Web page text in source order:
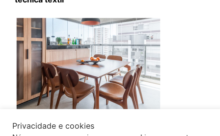
Fechamento de sacada exige planejamento
técnico e aprovação condominial
Privacidade e cookies